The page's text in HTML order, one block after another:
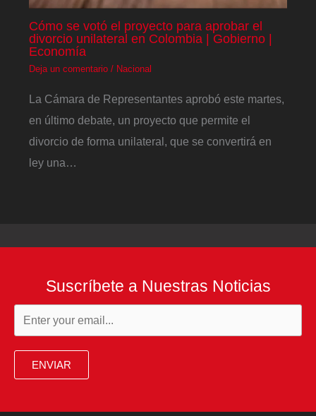
Cómo se votó el proyecto para aprobar el
divorcio unilateral en Colombia | Gobierno |
Economía
Deja un comentario / Nacional
La Cámara de Representantes aprobó este martes,
en último debate, un proyecto que permite el
divorcio de forma unilateral, que se convertirá en
ley una…
Suscríbete a Nuestras Noticias
ENVIAR